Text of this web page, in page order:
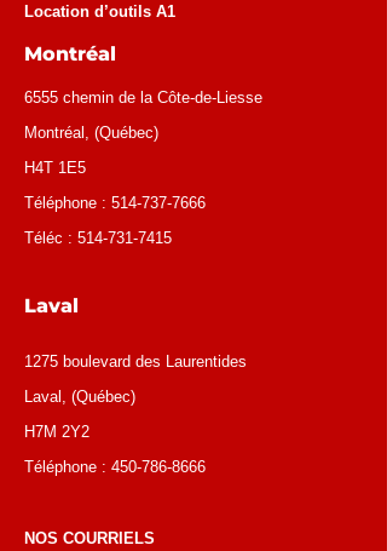
Location d’outils A1
Montréal
6555 chemin de la Côte-de-Liesse
Montréal , (Québec)
H4T 1E5
Téléphone : 514-737-7666
Téléc : 514-731-7415
Laval
1275 boulevard des Laurentides
Laval, (Québec)
H7M 2Y2
Téléphone : 450-786-8666
NOS COURRIELS